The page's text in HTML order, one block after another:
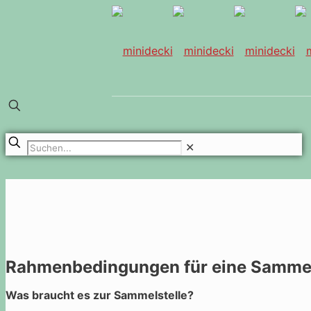
✕
Rahmenbedingungen für eine
Was braucht es zur Sammelstelle?